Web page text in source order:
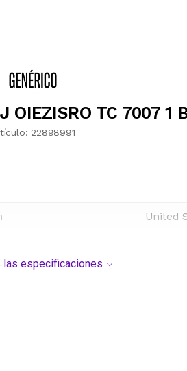
OIEZISRO TC 7007 1
22898991
United
las especificaciones